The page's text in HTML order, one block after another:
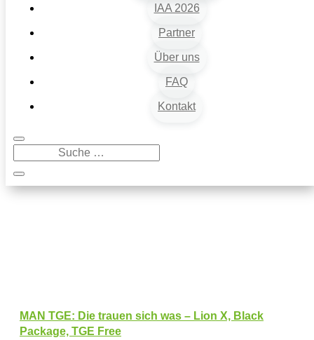
IAA 2026
Partner
Über uns
FAQ
Kontakt
MAN TGE: Die trauen sich was – Lion X, Black
Package, TGE Free